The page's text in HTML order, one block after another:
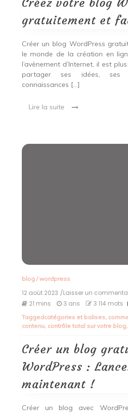
Créez votre blog
gratuitement et
Créer un blog WordPress
le monde de la création en
l’avènement d’Internet, il est
partager ses idées, ses
connaissances […]
Lire la suite
blog/wordpress
12 août 2023 /Laisser un
21 mins 3 ans 3 114 mots
Taggedcatégories et balises,
contenu, contrôle total sur votre blog,
Créer un blog
WordPress :
maintenant !
Créer un blog avec